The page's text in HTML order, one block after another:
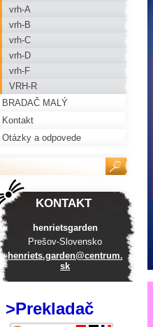
vrh-A
vrh-B
vrh-C
vrh-D
vrh-F
VRH-R
BRADAČ MALÝ
Kontakt
Otázky a odpovede
KONTAKT
henrietsgarden
Prešov-Slovensko
henriets.garden@centrum.
sk
>Prekladač